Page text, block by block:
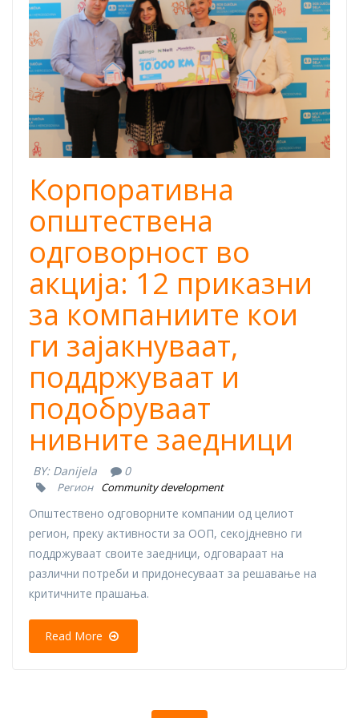
cover.png
Корпоративна
општествена
одговорност во
акција: 12 приказни
за компаниите кои
ги зајакнуваат,
поддржуваат и
подобруваат
нивните заедници
BY: Danijela 0
Регион Community development
Општествено одговорните компании од целиот
регион, преку активности за ООП, секојдневно ги
поддржуваат своите заедници, одговараат на
различни потреби и придонесуваат за решавање на
критичните прашања.
Read More